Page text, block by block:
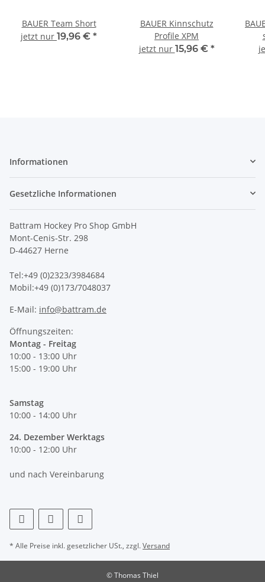
BAUER Team Short
jetzt nur 19,96 € *
BAUER Kinnschutz
Profile XPM
jetzt nur 15,96 € *
Informationen
Gesetzliche Informationen
Battram Hockey Pro Shop GmbH
Mont-Cenis-Str. 298
D-44627 Herne
Tel:+49 (0)2323/3984684
Mobil:+49 (0)173/7048037
E-Mail: info@battram.de
Öffnungszeiten:
Montag - Freitag
10:00 - 13:00 Uhr
15:00 - 19:00 Uhr
Samstag
10:00 - 14:00 Uhr
24. Dezember Werktags
10:00 - 12:00 Uhr
und nach Vereinbarung
* Alle Preise inkl. gesetzlicher USt., zzgl.Versand
© Thomas Thiel